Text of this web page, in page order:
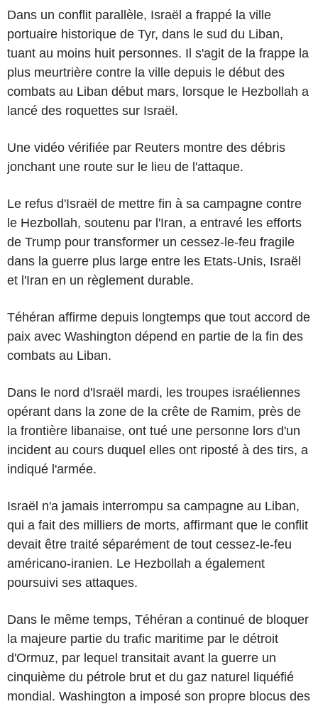
Dans un conflit parallèle, Israël a frappé la ville
portuaire historique de Tyr, dans le sud du Liban,
tuant au moins huit personnes. Il s'agit de la frappe la
plus meurtrière contre la ville depuis le début des
combats au Liban début mars, lorsque le Hezbollah a
lancé des roquettes sur Israël.
Une vidéo vérifiée par Reuters montre des débris
jonchant une route sur le lieu de l'attaque.
Le refus d'Israël de mettre fin à sa campagne contre
le Hezbollah, soutenu par l'Iran, a entravé les efforts
de Trump pour transformer un cessez-le-feu fragile
dans la guerre plus large entre les Etats-Unis, Israël
et l'Iran en un règlement durable.
Téhéran affirme depuis longtemps que tout accord de
paix avec Washington dépend en partie de la fin des
combats au Liban.
Dans le nord d'Israël mardi, les troupes israéliennes
opérant dans la zone de la crête de Ramim, près de
la frontière libanaise, ont tué une personne lors d'un
incident au cours duquel elles ont riposté à des tirs, a
indiqué l'armée.
Israël n'a jamais interrompu sa campagne au Liban,
qui a fait des milliers de morts, affirmant que le conflit
devait être traité séparément de tout cessez-le-feu
américano-iranien. Le Hezbollah a également
poursuivi ses attaques.
Dans le même temps, Téhéran a continué de bloquer
la majeure partie du trafic maritime par le détroit
d'Ormuz, par lequel transitait avant la guerre un
cinquième du pétrole brut et du gaz naturel liquéfié
mondial. Washington a imposé son propre blocus des